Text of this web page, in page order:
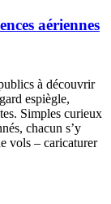
aériennes
à découvrir
espiègle,
Simples curieux
chacun s’y
vols – caricaturer